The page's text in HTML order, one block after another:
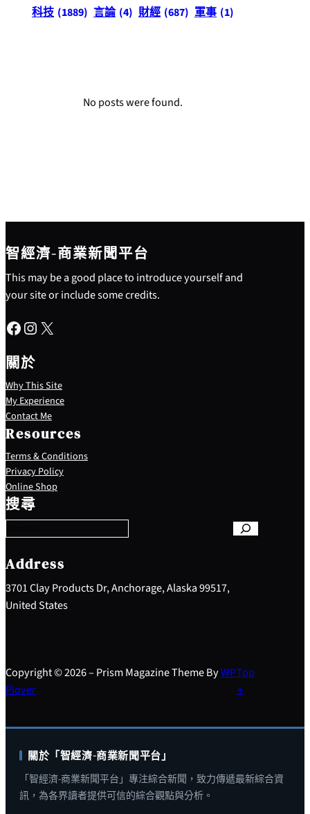
科技 (1889) 言論 (4) 財經 (687) 軍事 (1)
No posts were found.
智經濟-商業新聞平台
This may be a good place to introduce yourself and
your site or include some credits.
Facebook Instagram X
關於
Why This Site
My Experience
Contact Me
Resources
Terms & Conditions
Privacy Policy
Online Shop
搜尋
S
e
a
c
h
Address
3701 Clay Products Dr, Anchorage, Alaska 99517,
United States
Copyright © 2026 – Prism Magazine Theme ByWP
Plover
Top
↑
關於「智經濟-商業新聞平台」
「智經濟-商業新聞平台」專注綜合新聞，致力傳遞最新綜合資
訊，為各界讀者提供可信的綜合觀點與分析。